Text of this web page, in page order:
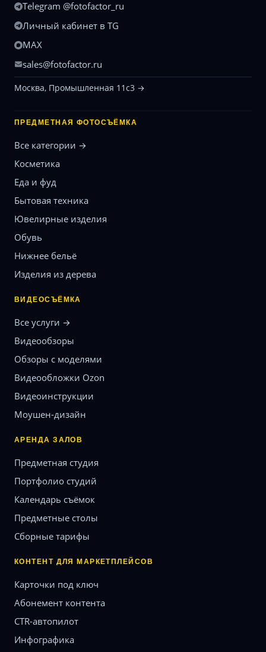
Telegram @fotofactor_ru
Личный кабинет в TG
MAX
sales@fotofactor.ru
Москва, Промышленная 11с3 →
ПРЕДМЕТНАЯ ФОТОСЪЁМКА
Все категории →
Косметика
Еда и фуд
Бытовая техника
Ювелирные изделия
Обувь
Нижнее бельё
Изделия из дерева
ВИДЕОСЪЁМКА
Все услуги →
Видеообзоры
Обзоры с моделями
Видеообложки Ozon
Видеоинструкции
Моушен-дизайн
АРЕНДА ЗАЛОВ
Предметная студия
Портфолио студий
Календарь съёмок
Предметные столы
Сборные тарифы
КОНТЕНТ ДЛЯ МАРКЕТПЛЕЙСОВ
Карточки под ключ
Абонемент контента
CTR-автопилот
Инфографика